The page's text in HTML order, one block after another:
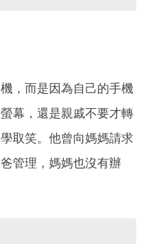
，而是因為自己的手機
幕，還是親戚不要才轉
取笑。他曾向媽媽請求
管理，媽媽也沒有辦